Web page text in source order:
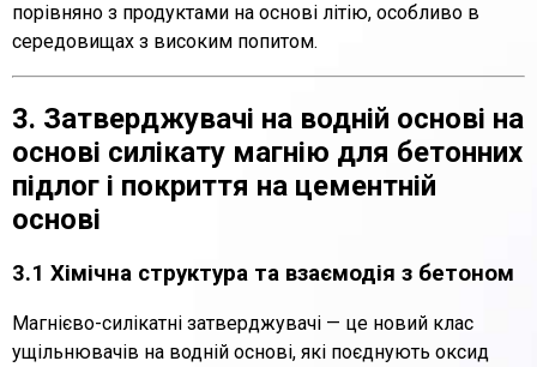
порівняно з продуктами на основі літію, особливо в
середовищах з високим попитом.
3. Затверджувачі на водній основі на
основі силікату магнію для бетонних
підлог і покриття на цементній
основі
3.1 Хімічна структура та взаємодія з бетоном
Магнієво-силікатні затверджувачі — це новий клас
ущільнювачів на водній основі, які поєднують оксид